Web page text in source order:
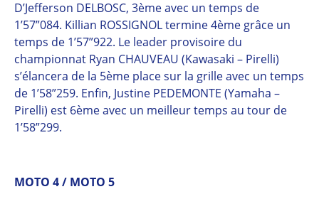
D’Jefferson DELBOSC, 3ème avec un temps de
1’57”084. Killian ROSSIGNOL termine 4ème grâce un
temps de 1’57”922. Le leader provisoire du
championnat Ryan CHAUVEAU (Kawasaki – Pirelli)
s’élancera de la 5ème place sur la grille avec un temps
de 1’58”259. Enfin, Justine PEDEMONTE (Yamaha –
Pirelli) est 6ème avec un meilleur temps au tour de
1’58”299.
MOTO 4 / MOTO 5